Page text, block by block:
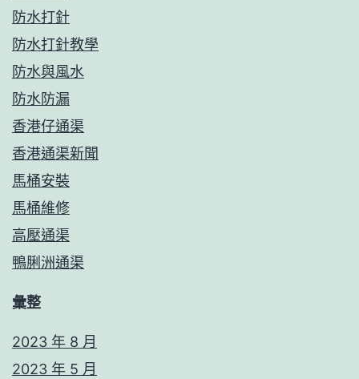
防水打針
防水打針教學
防水與風水
防水防漏
香港仔通渠
香港通渠新聞
馬桶安裝
馬桶維修
高壓通渠
鴨脷洲通渠
彙整
2023 年 8 月
2023 年 5 月